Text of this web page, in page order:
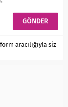
aracılığıyla siz